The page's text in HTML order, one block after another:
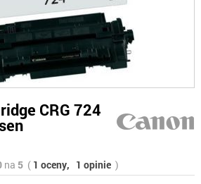
CRG 724
na 5( 1 oceny, 1 opinie )